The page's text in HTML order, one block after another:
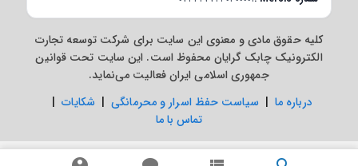
کلیه حقوق مادی و معنوی این سایت برای شرکت توسعه تجارت
الکترونیک چابک گرایان محفوظ است. این سایت تحت قوانین
جمهوری اسلامی ایران فعالیت می‌نماید.
درباره ما | سیاست حفظ اسرار و محرمانگی | شکایات |
تماس با ما